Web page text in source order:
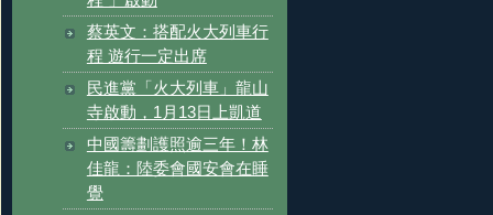
蔡英文：搭配火大列車行
程 遊行一定出席
民進黨「火大列車」龍山
寺啟動，1月13日上凱道
中國籌劃護照逾三年！林
佳龍：陸委會國安會在睡
覺